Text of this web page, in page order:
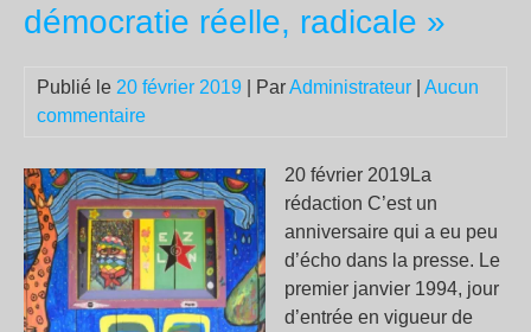
démocratie réelle, radicale »
Publié le 20 février 2019 | ParAdministrateur
Aucun
commentaire
20 février 2019La
rédaction C’est un
anniversaire qui a eu peu
d’écho dans la presse. Le
premier janvier 1994, jour
d’entrée en vigueur de